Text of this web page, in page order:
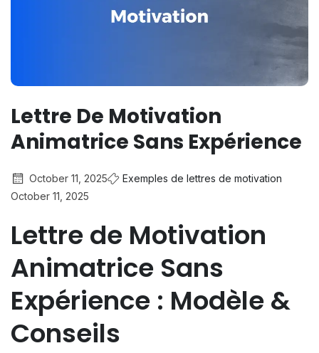
Lettre De Motivation
Animatrice Sans Expérience
October 11, 2025
Exemples de lettres de motivation
October 11, 2025
Lettre de Motivation
Animatrice Sans
Expérience : Modèle &
Conseils